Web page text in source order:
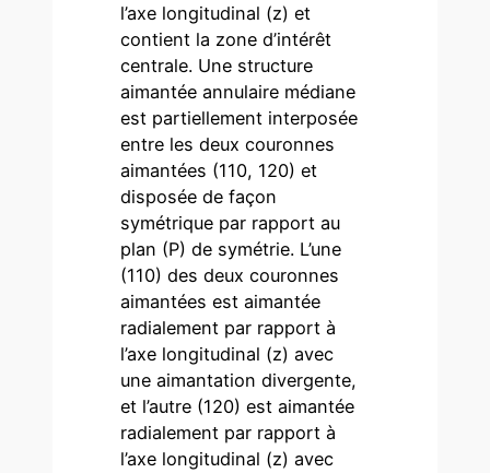
l’axe longitudinal (z) et
contient la zone d’intérêt
centrale. Une structure
aimantée annulaire médiane
est partiellement interposée
entre les deux couronnes
aimantées (110, 120) et
disposée de façon
symétrique par rapport au
plan (P) de symétrie. L’une
(110) des deux couronnes
aimantées est aimantée
radialement par rapport à
l’axe longitudinal (z) avec
une aimantation divergente,
et l’autre (120) est aimantée
radialement par rapport à
l’axe longitudinal (z) avec